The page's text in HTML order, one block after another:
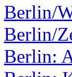
Berlin/
Berlin/
Berlin: